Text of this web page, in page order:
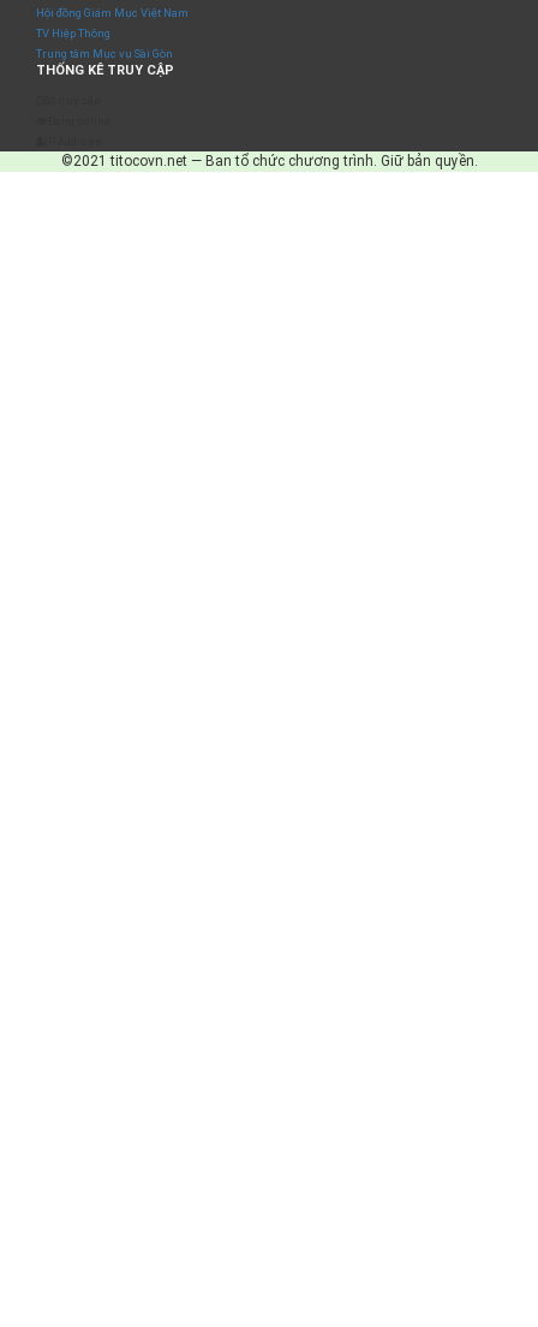
Hội đồng Giám Mục Việt Nam
TV Hiệp Thông
Trung tâm Mục vụ Sài Gòn
THỐNG KÊ TRUY CẬP
©2021 titocovn.net — Ban tổ chức chương trình. Giữ bản quyền.